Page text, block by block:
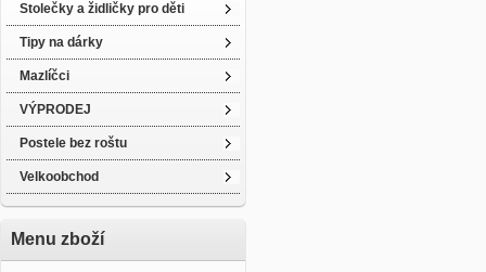
Stolečky a židličky pro děti
Tipy na dárky
Mazlíčci
VÝPRODEJ
Postele bez roštu
Velkoobchod
Menu zboží